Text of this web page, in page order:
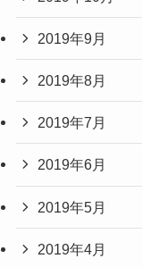
2019年9月
2019年8月
2019年7月
2019年6月
2019年5月
2019年4月